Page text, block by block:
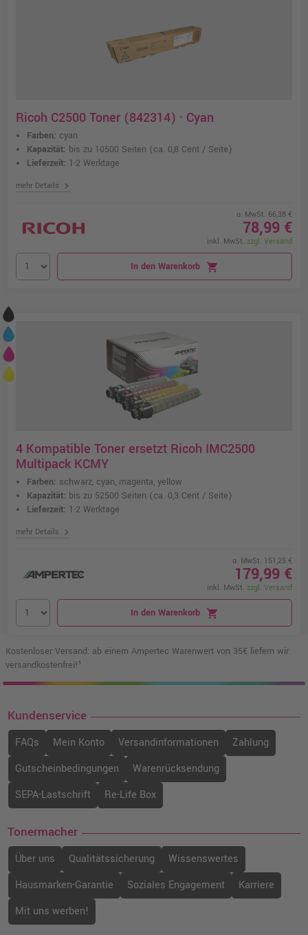
Ricoh C2500 Toner (842314) · Cyan
Farben: cyan
Kapazität: bis zu 10500 Seiten (ca. 0,8 Cent / Seite)
Lieferzeit: 1-2 Werktage
mehr Details chevron_right
o. MwSt. 66,38 €
78,99 €
inkl. MwSt. zzgl. Versand
In den Warenkorb shopping_cart
4 Kompatible Toner ersetzt Ricoh IMC2500
Multipack KCMY
Farben: schwarz, cyan, magenta, yellow
Kapazität: bis zu 52500 Seiten (ca. 0,3 Cent / Seite)
Lieferzeit: 1-2 Werktage
mehr Details chevron_right
o. MwSt. 151,25 €
179,99 €
inkl. MwSt. zzgl. Versand
In den Warenkorb shopping_cart
Kostenloser Versand: ab einem Ampertec Warenwert von 35€ liefern wir
versandkostenfrei!¹
Kundenservice
FAQs Mein Konto Versandinformationen
Zahlung
Gutscheinbedingungen
Warenrücksendung
SEPA-Lastschrift
Re-Life Box
Tonermacher
Über uns Qualitätssicherung
Wissenswertes
Hausmarken-Garantie
Soziales Engagement
Karriere
Mit uns werben!